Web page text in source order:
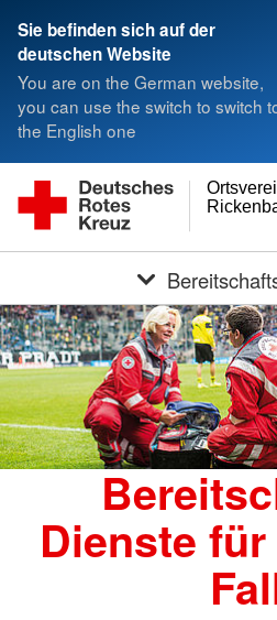
Sie befinden sich auf der
deutschen Website
You are on the German website,
you can use the switch to switch
the English one
Dienste